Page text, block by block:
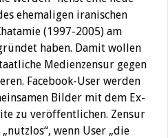
ehemaligen iranischen
(1997-2005) am
haben. Damit wollen
Medienzensur gegen
Facebook-User werden
Bilder mit dem Ex-
zu veröffentlichen. Zensur
wenn User „die